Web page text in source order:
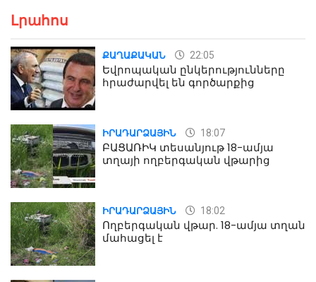
Լրահոս
ՔԱՂԱՔԱԿԱՆ 22:05
Եվրոպական ընկերությունները
հրաժարվել են գործարքից
ԻՐԱԴԱՐՁԱՅԻՆ 18:07
ԲԱՑԱՌԻԿ տեսանյութ 18-ամյա
տղայի ողբերգական վթարից
ԻՐԱԴԱՐՁԱՅԻՆ 18:02
Ողբերգական վթար. 18-ամյա տղան
մահացել է